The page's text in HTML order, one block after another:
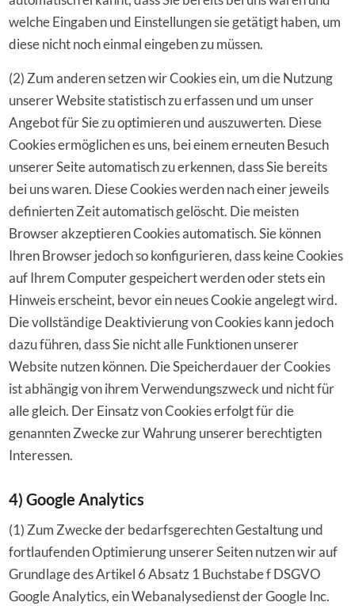
welche Eingaben und Einstellungen sie getätigt haben, um
diese nicht noch einmal eingeben zu müssen.
(2) Zum anderen setzen wir Cookies ein, um die Nutzung
unserer Website statistisch zu erfassen und um unser
Angebot für Sie zu optimieren und auszuwerten. Diese
Cookies ermöglichen es uns, bei einem erneuten Besuch
unserer Seite automatisch zu erkennen, dass Sie bereits
bei uns waren. Diese Cookies werden nach einer jeweils
definierten Zeit automatisch gelöscht. Die meisten
Browser akzeptieren Cookies automatisch. Sie können
Ihren Browser jedoch so konfigurieren, dass keine Cookies
auf Ihrem Computer gespeichert werden oder stets ein
Hinweis erscheint, bevor ein neues Cookie angelegt wird.
Die vollständige Deaktivierung von Cookies kann jedoch
dazu führen, dass Sie nicht alle Funktionen unserer
Website nutzen können. Die Speicherdauer der Cookies
ist abhängig von ihrem Verwendungszweck und nicht für
alle gleich. Der Einsatz von Cookies erfolgt für die
genannten Zwecke zur Wahrung unserer berechtigten
Interessen.
4) Google Analytics
(1) Zum Zwecke der bedarfsgerechten Gestaltung und
fortlaufenden Optimierung unserer Seiten nutzen wir auf
Grundlage des Artikel 6 Absatz 1 Buchstabe f DSGVO
Google Analytics, ein Webanalysedienst der Google Inc.